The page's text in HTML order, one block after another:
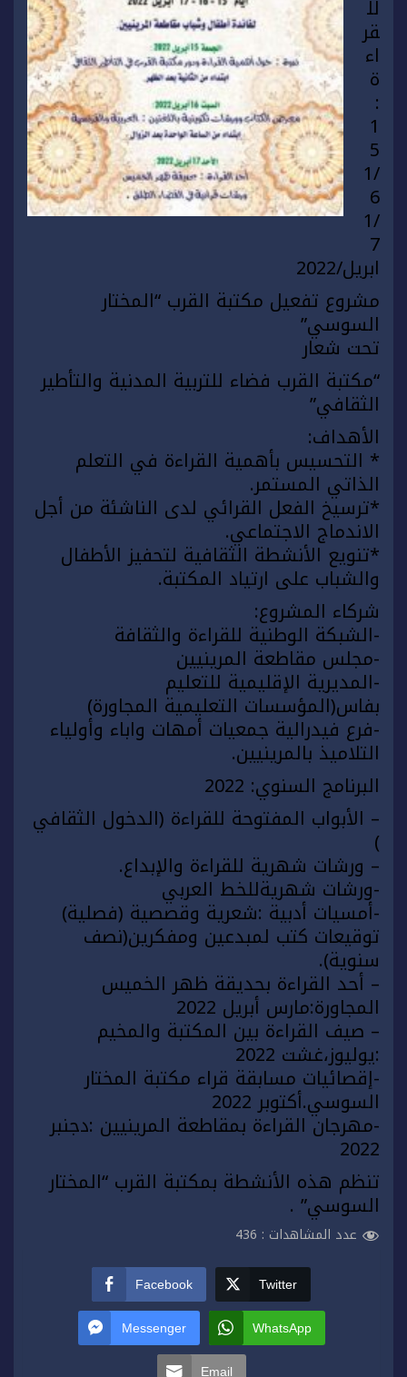
لل
قر
اء
ة
:
1
5
/1
6
/1
7
ابريل/2022
مشروع تفعيل مكتبة القرب “المختار
السوسي”
تحت شعار
“مكتبة القرب فضاء للتربية المدنية والتأطير
الثقافي”
الأهداف:
* التحسيس بأهمية القراءة في التعلم
الذاتي المستمر.
*ترسيخ الفعل القرائي لدى الناشئة من أجل
الاندماج الاجتماعي.
*تنويع الأنشطة الثقافية لتحفيز الأطفال
والشباب على ارتياد المكتبة.
شركاء المشروع:
-الشبكة الوطنية للقراءة والثقافة
-مجلس مقاطعة المرينيين
-المديرية الإقليمية للتعليم
بفاس(المؤسسات التعليمية المجاورة)
-فرع فيدرالية جمعيات أمهات واباء وأولياء
التلاميذ بالمرينيين.
البرنامج السنوي: 2022
– الأبواب المفتوحة للقراءة (الدخول الثقافي
)
– ورشات شهرية للقراءة والإبداع.
-ورشات شهريةللخط العربي
-أمسيات أدبية :شعرية وقصصية (فصلية)
توقيعات كتب لمبدعين ومفكرين(نصف
سنوية).
– أحد القراءة بحديقة ظهر الخميس
المجاورة:مارس أبريل 2022
– صيف القراءة بين المكتبة والمخيم
:يوليوز،غشت 2022
-إقصائيات مسابقة قراء مكتبة المختار
السوسي.أكتوبر 2022
-مهرجان القراءة بمقاطعة المرينيين :دجنبر
2022
تنظم هذه الأنشطة بمكتبة القرب “المختار
السوسي” .
عدد المشاهدات : 436
Facebook Twitter
Messenger WhatsApp
Email